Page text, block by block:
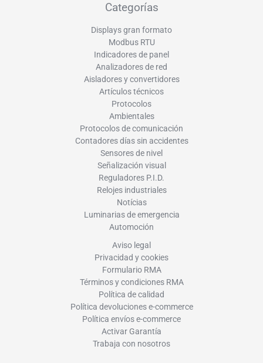
Categorías
Displays gran formato
Modbus RTU
Indicadores de panel
Analizadores de red
Aisladores y convertidores
Artículos técnicos
Protocolos
Ambientales
Protocolos de comunicación
Contadores días sin accidentes
Sensores de nivel
Señalización visual
Reguladores P.I.D.
Relojes industriales
Notícias
Luminarias de emergencia
Automoción
Aviso legal
Privacidad y cookies
Formulario RMA
Términos y condiciones RMA
Política de calidad
Política devoluciones e-commerce
Política envíos e-commerce
Activar Garantía
Trabaja con nosotros